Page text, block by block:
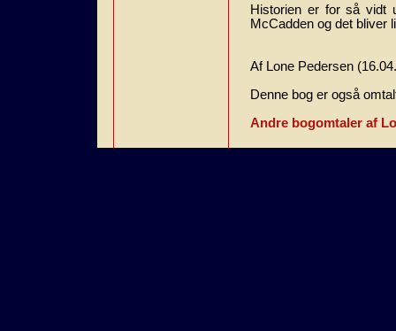
Historien er for så vidt
McCadden og det bliver
Af Lone Pedersen
Denne bog er også
Andre bogomtaler af